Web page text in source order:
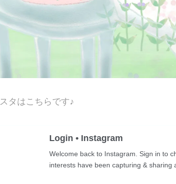
タはこちらです♪
Login • Instagram
Welcome back to Instagram. Sign in to
interests have been capturing & sharing